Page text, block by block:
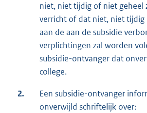
niet, niet tijdig of niet geheel
verricht of dat niet, niet tijdig
aan de aan de subsidie
verplichtingen zal worden
subsidie-ontvanger dat
college.
2.
Een subsidie-ontvanger
onverwijld schriftelijk over: